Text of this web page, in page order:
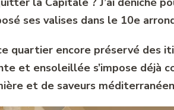
ses valises dans le 10e
quartier encore préservé des
et ensoleillée s’impose déjà
et de saveurs